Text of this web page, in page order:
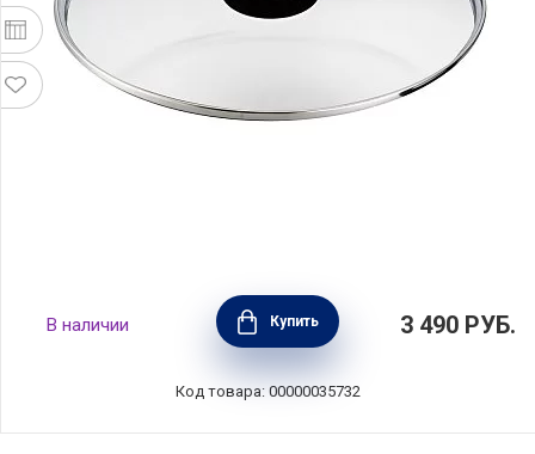
Крышка стеклянная ESSENTIAL 14 см, BEKA,
Бельгия, 100872
В наличии Купить 3 490 РУБ.
Код товара: 00000035732